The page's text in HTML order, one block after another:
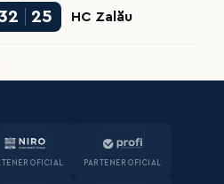
25 HC Zalău
OFICIAL PARTENER OFICIAL